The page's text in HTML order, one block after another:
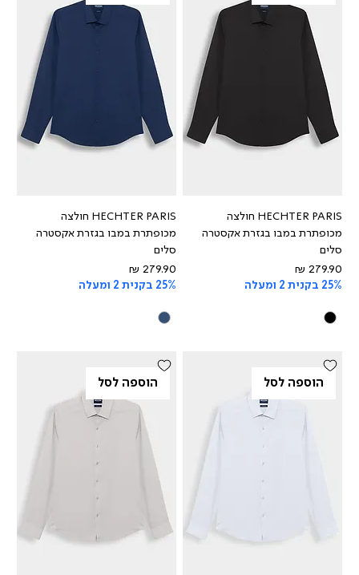
HECHTER PARIS חולצה
מכופתרת במבו בגזרת אקסטרה
סלים
מחיר
25% בקנית 2 ומעלה
HECHTER PARIS חולצה
מכופתרת במבו בגזרת אקסטרה
סלים
מחיר
25% בקנית 2 ומעלה
הוספה לסל הוספה לסל